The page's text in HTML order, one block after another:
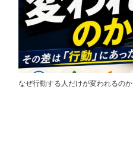
なぜ行動する人だけが変われるのか